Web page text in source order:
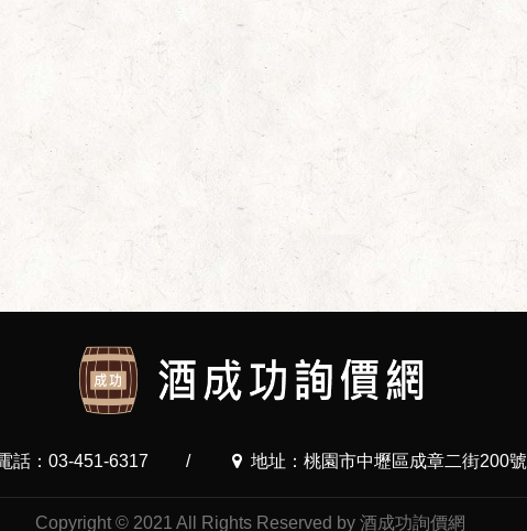
話：03-451-6317 / 地址：桃園市中壢區成章二街200號
Copyright © 2021 All Rights Reserved by 酒成功詢價網